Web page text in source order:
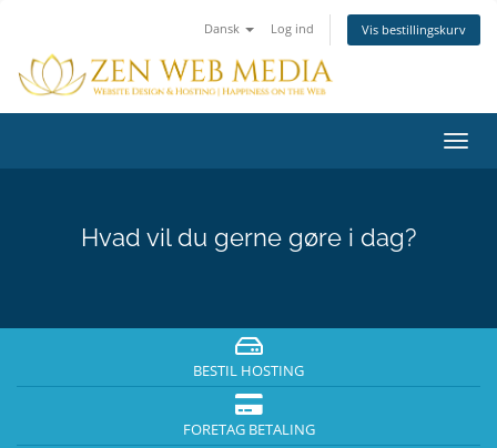
Dansk Log ind Vis bestillingskurv
Skift
Hvad vil du gerne gøre i dag?
BESTIL HOSTING
FORETAG BETALING